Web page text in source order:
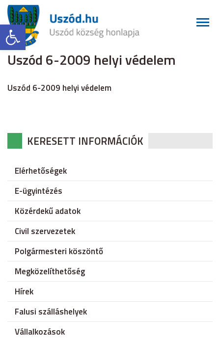
Eszköztár megnyitása
Uszód 6-2009 helyi védelem
Uszód 6-2009 helyi védelem
KERESETT INFORMÁCIÓK
Elérhetőségek
E-ügyintézés
Közérdekű adatok
Civil szervezetek
Polgármesteri köszöntő
Megközelíthetőség
Hírek
Falusi szálláshelyek
Vállalkozások